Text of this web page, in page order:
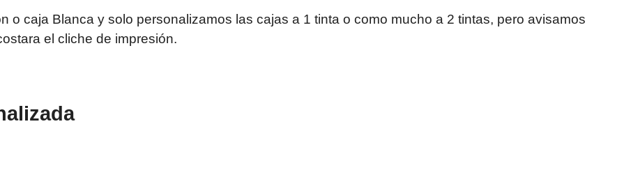
o caja Blanca y solo personalizamos las cajas a 1 tinta o como mucho a 2 tintas, pero avisamos
el cliche de impresión.